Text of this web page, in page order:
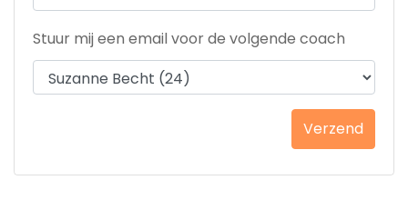
Stuur mij een email voor de volgende coach